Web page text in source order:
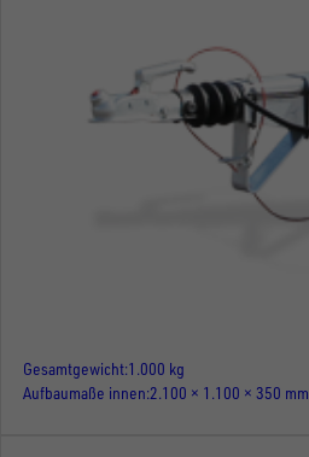
Gesamtgewicht 1.000 kg
Aufbaumaße innen 2.100 × 1.100 × 350 mm